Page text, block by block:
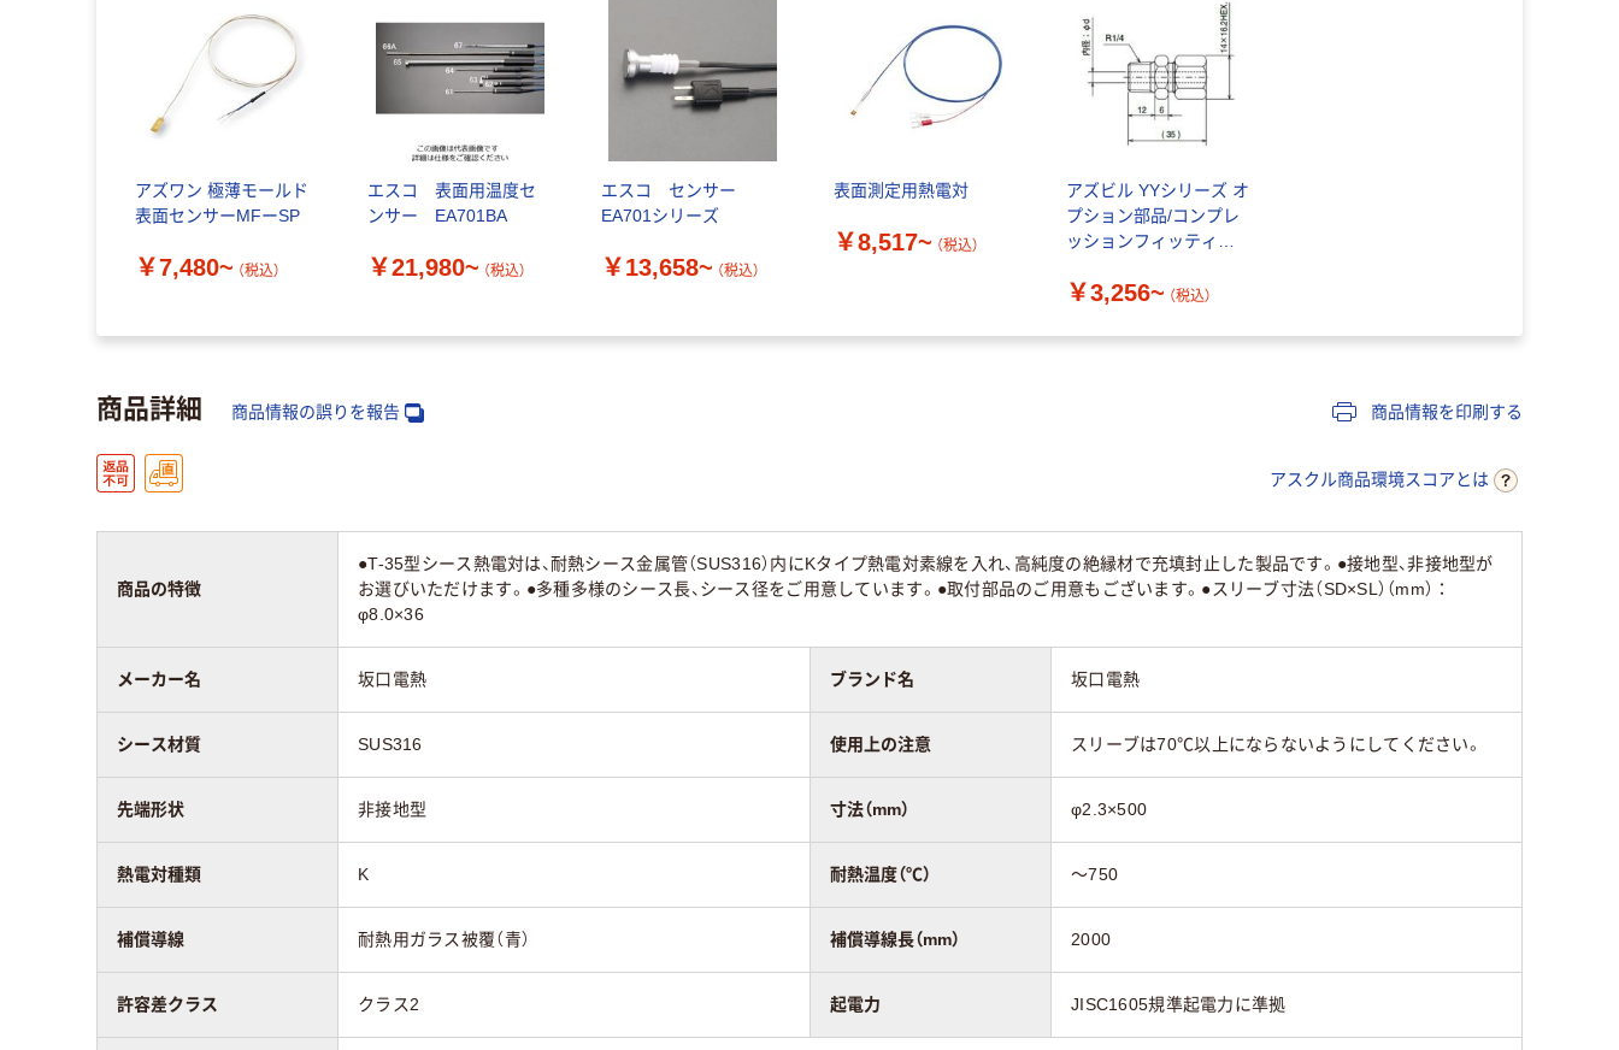
アズワン 極薄モールド
表面センサーMFーSP
￥7,480~ （税込）
エスコ 表面用温度セ
ンサー EA701BA
￥21,980~ （税込）
エスコ センサー
EA701シリーズ
￥13,658~ （税込）
表面測定用熱電対
￥8,517~ （税込）
アズビル YYシリーズ オ
プション部品/コンプレ
ッションフィッティン
￥3,256~ （税込）
商品詳細 商品情報の誤りを報告 商品情報を印刷する
アスクル商品環境スコアとは
商品の特徴
●T-35型シース熱電対は、耐熱シース金属管（SUS316）内にKタイプ熱電対素線を入れ、高純度の絶縁材で充填封止した製品です。●接地型、非接地型が
お選びいただけます。●多種多様のシース長、シース径をご用意しています。●取付部品のご用意もございます。●スリーブ寸法（SD×SL）（mm）：
φ8.0×36
メーカー名 坂口電熱 ブランド名 坂口電熱
シース材質 SUS316 使用上の注意 スリーブは70℃以上にならないようにしてください。
先端形状 非接地型 寸法（mm） φ2.3×500
熱電対種類 K 耐熱温度（℃） ～750
補償導線 耐熱用ガラス被覆（青） 補償導線長（mm） 2000
許容差クラス クラス2 起電力 JISC1605規準起電力に準拠